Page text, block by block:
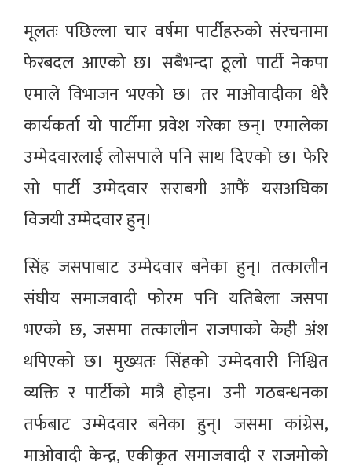
मूलतः पछिल्ला चार वर्षमा पार्टीहरुको संरचनामा
फेरबदल आएको छ। सबैभन्दा ठूलो पार्टी नेकपा
एमाले विभाजन भएको छ। तर माओवादीका धेरै
कार्यकर्ता यो पार्टीमा प्रवेश गरेका छन्। एमालेका
उम्मेदवारलाई लोसपाले पनि साथ दिएको छ। फेरि
सो पार्टी उम्मेदवार सराबगी आफैं यसअघिका
विजयी उम्मेदवार हुन्।
सिंह जसपाबाट उम्मेदवार बनेका हुन्। तत्कालीन
संघीय समाजवादी फोरम पनि यतिबेला जसपा
भएको छ, जसमा तत्कालीन राजपाको केही अंश
थपिएको छ। मुख्यतः सिंहको उम्मेदवारी निश्चित
व्यक्ति र पार्टीको मात्रै होइन। उनी गठबन्धनका
तर्फबाट उम्मेदवार बनेका हुन्। जसमा कांग्रेस,
माओवादी केन्द्र, एकीकृत समाजवादी र राजमोको